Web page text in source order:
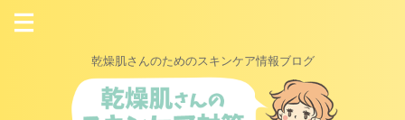
乾燥肌さんのためのスキンケア情報ブログ